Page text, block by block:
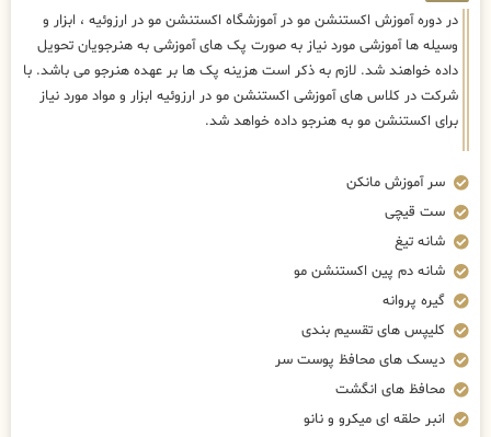
در دوره آموزش اکستنشن مو در آموزشگاه اکستنشن مو در ارزوئیه ، ابزار و
وسیله ها آموزشی مورد نیاز به صورت پک های آموزشی به هنرجویان تحویل
داده خواهند شد. لازم به ذکر است هزینه پک ها بر عهده هنرجو می باشد. با
شرکت در کلاس های آموزشی اکستنشن مو در ارزوئیه ابزار و مواد مورد نیاز
برای اکستنشن مو به هنرجو داده خواهد شد.
سر آموزش مانکن
ست قیچی
شانه تیغ
شانه دم پین اکستنشن مو
گیره پروانه
کلیپس های تقسیم بندی
دیسک های محافظ پوست سر
محافظ های انگشت
انبر حلقه ای میکرو و نانو